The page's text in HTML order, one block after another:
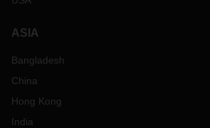
ASIA
Bangladesh
China
Hong Kong
India